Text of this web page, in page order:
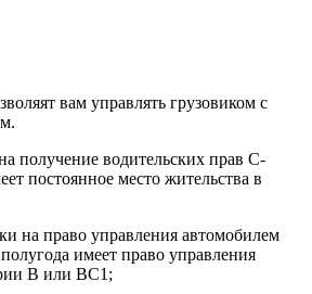
вам управлять грузовиком с
получение водительских прав C-
постоянное место жительства в
на право управления автомобилем
имеет право управления
В или BC1;